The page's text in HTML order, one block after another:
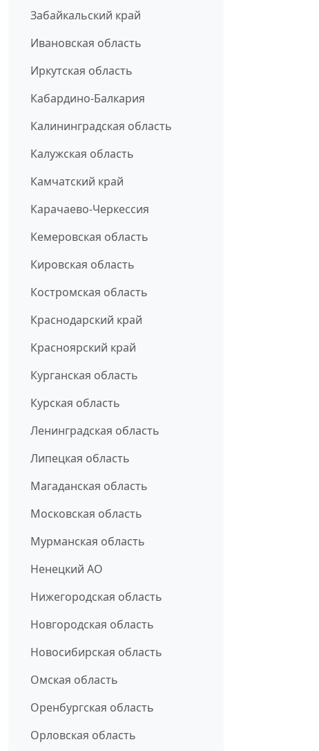
Забайкальский край
Ивановская область
Иркутская область
Кабардино-Балкария
Калининградская область
Калужская область
Камчатский край
Карачаево-Черкессия
Кемеровская область
Кировская область
Костромская область
Краснодарский край
Красноярский край
Курганская область
Курская область
Ленинградская область
Липецкая область
Магаданская область
Московская область
Мурманская область
Ненецкий АО
Нижегородская область
Новгородская область
Новосибирская область
Омская область
Оренбургская область
Орловская область